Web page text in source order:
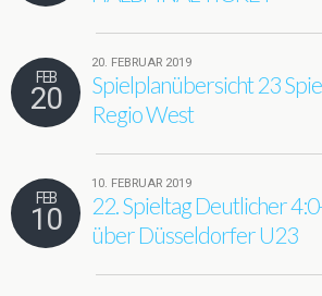
FEB
20
20. FEBRUAR 2019
Spielplanübersicht 23
Regio West
FEB
10
10. FEBRUAR 2019
22. Spieltag Deutlicher
über Düsseldorfer U23